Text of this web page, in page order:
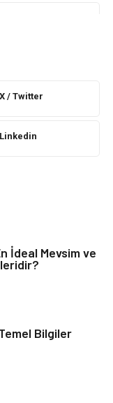
Eğlence
X / Twitter
Linkedin
İdeal Mevsim ve
Bilgiler